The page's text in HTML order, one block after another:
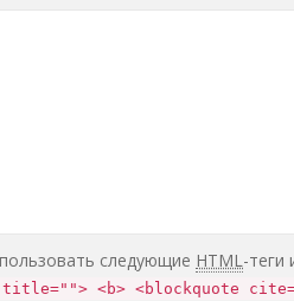
следующие HTML-теги
title=""> <b> <blockquote